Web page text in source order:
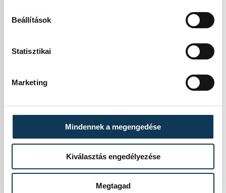
Beállítások
Statisztikai
Marketing
Mindennek a megengedése
Kiválasztás engedélyezése
Megtagad
A 12 csoportból az
Mexikóban és
Kanadában sorra
kerülő
világbajnokságra,